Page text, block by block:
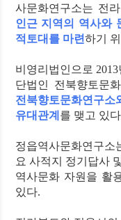
사문화연구소는 전
인근 지역의 역사와
적토대를 마련하기
비영리법인으로
단법인 전북향토문
전북향토문화연구소
유대관계 를 맺고 있
정읍역사문화연구
요 사적지 정기답사
역사문화 자원을 활
있다.